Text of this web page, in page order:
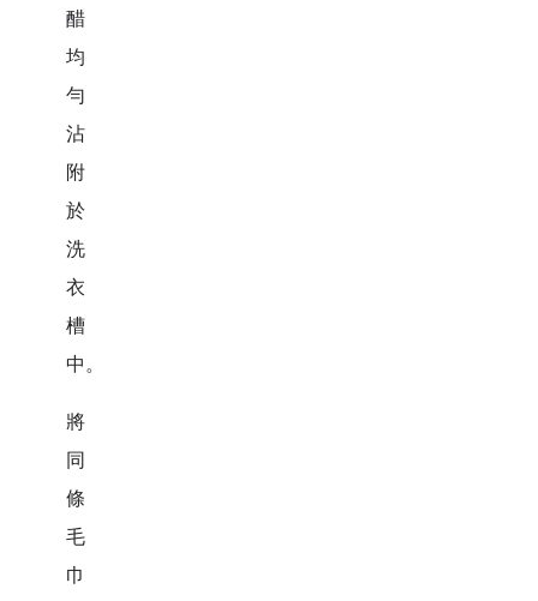
醋
均
勻
沾
附
於
洗
衣
槽
中。
將
同
條
毛
巾